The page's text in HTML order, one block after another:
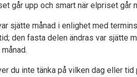
går upp och smart när elpriset går
sjätte månad i enlighet med
den fasta delen ändras var sjätte
du inte tänka på vilken dag eller